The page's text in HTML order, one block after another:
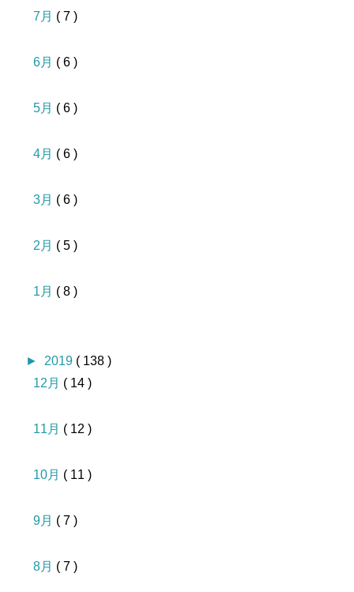
7月 ( 7 )
6月 ( 6 )
5月 ( 6 )
4月 ( 6 )
3月 ( 6 )
2月 ( 5 )
1月 ( 8 )
► 2019 ( 138 )
12月 ( 14 )
11月 ( 12 )
10月 ( 11 )
9月 ( 7 )
8月 ( 7 )